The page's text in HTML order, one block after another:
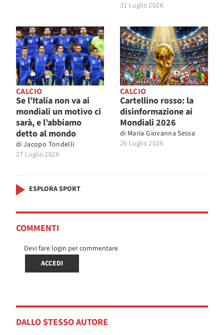
31 Luglio 2026
CALCIO
Se l’Italia non va ai
mondiali un motivo ci
sarà, e l’abbiamo
detto al mondo
di Jacopo Tondelli
27 Luglio 2026
CALCIO
Cartellino rosso: la
disinformazione ai
Mondiali 2026
di Maria Giovanna Sessa
26 Luglio 2026
ESPLORA SPORT
COMMENTI
Devi fare login per commentare
ACCEDI
DALLO STESSO AUTORE